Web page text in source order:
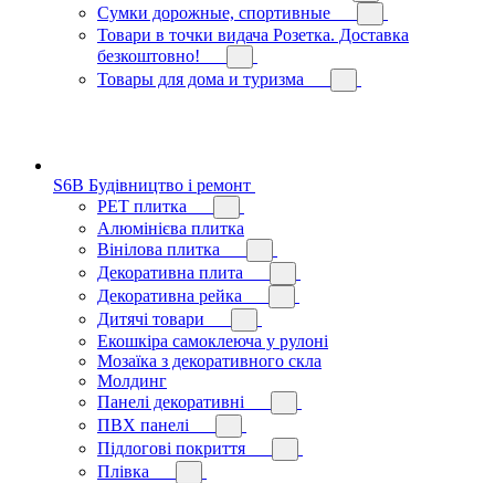
Сумки дорожные, спортивные
Товари в точки видача Розетка. Доставка
безкоштовно!
Товары для дома и туризма
S6B Будівництво і ремонт
PЕT плитка
Алюмінієва плитка
Вінілова плитка
Декоративна плита
Декоративна рейка
Дитячі товари
Екошкіра самоклеюча у рулоні
Мозаїка з декоративного скла
Молдинг
Панелі декоративні
ПВХ панелі
Підлогові покриття
Плівка